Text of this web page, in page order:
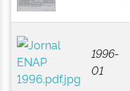
1996-
01